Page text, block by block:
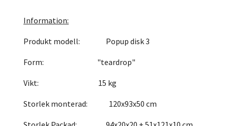
Information:
Produkt modell: Popup disk 3
Form: "teardrop"
Vikt: 15 kg
Storlek monterad: 120x93x50 cm